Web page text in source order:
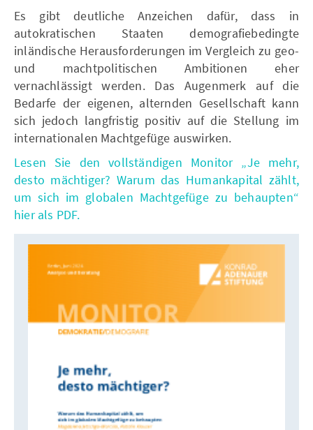
Es gibt deutliche Anzeichen dafür, dass in
autokratischen Staaten demografiebedingte
inländische Herausforderungen im Vergleich zu geo-
und machtpolitischen Ambitionen eher
vernachlässigt werden. Das Augenmerk auf die
Bedarfe der eigenen, alternden Gesellschaft kann
sich jedoch langfristig positiv auf die Stellung im
internationalen Machtgefüge auswirken.
Lesen Sie den vollständigen Monitor „Je mehr,
desto mächtiger? Warum das Humankapital zählt,
um sich im globalen Machtgefüge zu behaupten“
hier als PDF.